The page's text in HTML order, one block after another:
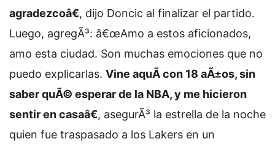
agradezcoâ€, dijo Doncic al finalizar el partido.
Luego, agregÃ³: â€œAmo a estos aficionados,
amo esta ciudad. Son muchas emociones que no
puedo explicarlas. Vine aquÃ­ con 18 aÃ±os, sin
saber quÃ© esperar de la NBA, y me hicieron
sentir en casaâ€, asegurÃ³ la estrella de la noche
quien fue traspasado a los Lakers en un